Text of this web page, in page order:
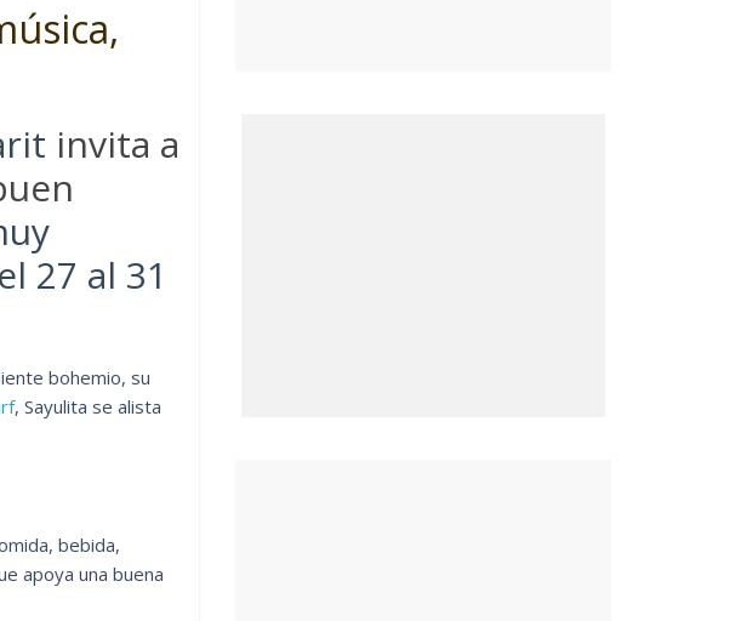
invita a
27 al 31
bohemio, su
, Sayulita se alista
bebida,
apoya una buena